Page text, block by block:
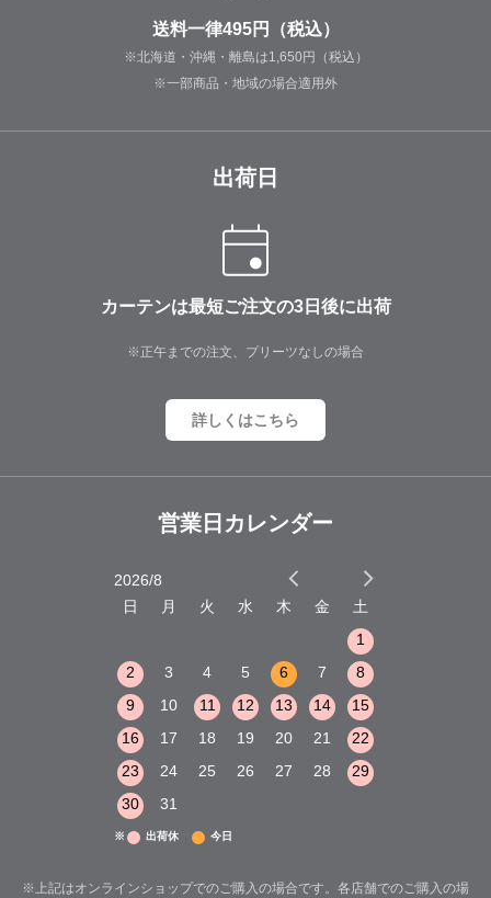
送料一律495円（税込）
※北海道・沖縄・離島は1,650円（税込）
※一部商品・地域の場合適用外
出荷日
カーテンは最短ご注文の3日後に出荷
※正午までの注文、プリーツなしの場合
詳しくはこちら
営業日カレンダー
2026/8
日
月 火 水 木 金
土
1
2
3 4 5 6 7
8
9
10 11 12 13 14
15
16
17 18 19 20 21
22
23
24 25 26 27 28
29
30
31
※ 出荷休 今日
※上記はオンラインショップでのご購入の場合です。各店舗でのご購入の場